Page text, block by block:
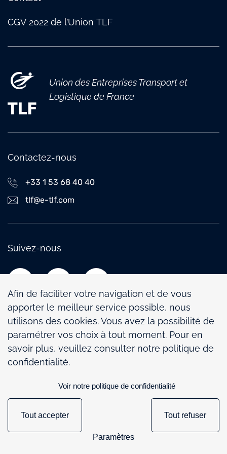
Union des Entreprises Transport et
Logistique de France
Contactez-nous
+33 1 53 68 40 40
tlf@e-tlf.com
Suivez-nous
CGV 2022 de l’Union TLF
Politique de confidentialité
Mentions légales
Paramétrage des cookies
Afin de faciliter votre navigation et de vous
apporter le meilleur service possible, nous
utilisons des cookies. Vous avez la possibilité de
paramétrer vos choix à tout moment. Pour en
savoir plus, veuillez consulter notre politique de
confidentialité.
Tout accepter Tout refuser
Paramètres
Voir notre politique de confidentialité